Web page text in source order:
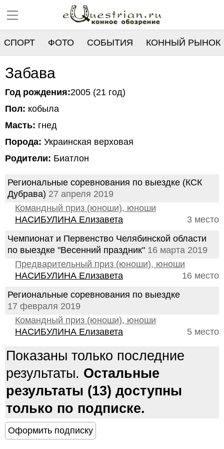
СПОРТ ФОТО СОБЫТИЯ КОННЫЙ РЫНОК
РЕЕСТР
Забава
Год рождения:2005 (21 год)
Пол: кобыла
Масть: гнед
Порода: Украинская верховая
Родители: Биатлон
Региональные соревнования по выездке (КСК
Дубрава) 27 апреля 2019
Командный приз (юноши), юноши
3 место
НАСИБУЛИНА Елизавета
Чемпионат и Первенство Челябинской области
по выездке "Весенний праздник" 16 марта 2019
Предварительный приз (юноши), юноши
16 место
НАСИБУЛИНА Елизавета
Региональные соревнования по выездке
17 февраля 2019
Командный приз (юноши), юноши
5 место
НАСИБУЛИНА Елизавета
Показаны только последние
результаты. Остальные
результаты (13) доступны
только по подписке.